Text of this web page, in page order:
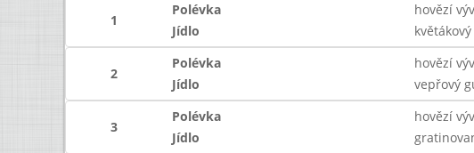
1
Polévka hovězí
Jídlo
2
Polévka hovězí
Jídlo
vepřový
3
Polévka hovězí
Jídlo